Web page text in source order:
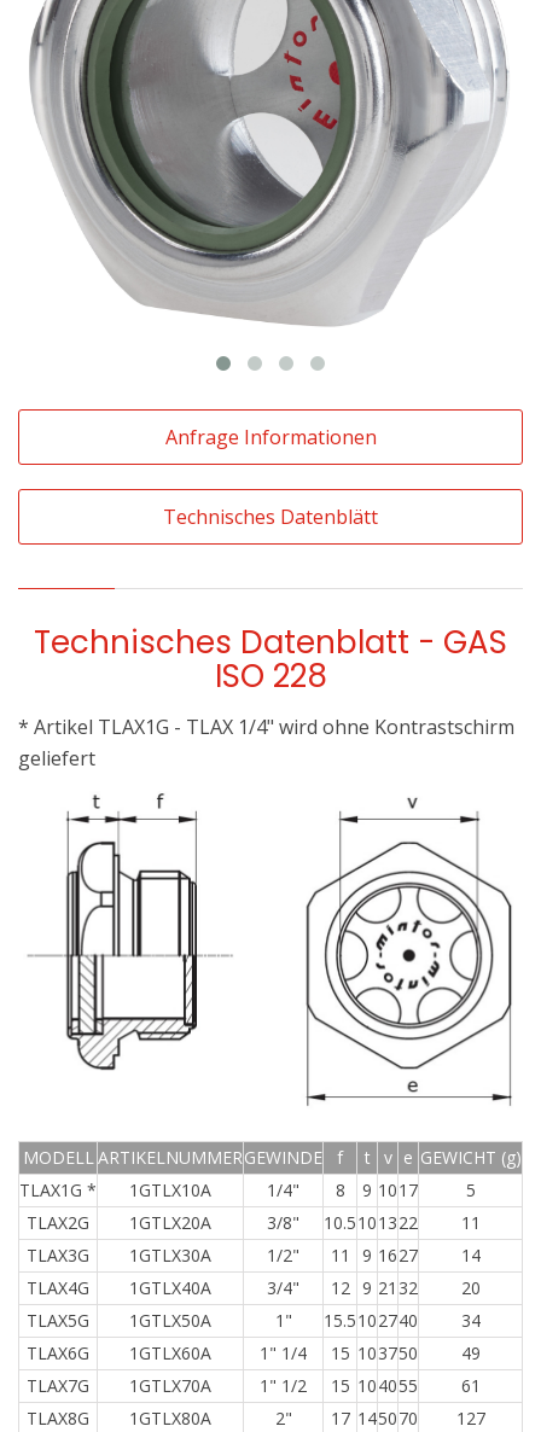
Anfrage Informationen
Technisches Datenblätt
Technisches Datenblatt - GAS
ISO 228
* Artikel TLAX1G - TLAX 1/4" wird ohne Kontrastschirm
geliefert
MODELL ARTIKELNUMMERGEWINDE f t v e GEWICHT (g)
TLAX1G *
1GTLX10A 1/4" 8 9 1017
5
TLAX2G
1GTLX20A 3/8" 10.5101322
11
TLAX3G
1GTLX30A 1/2" 11 9 1627
14
TLAX4G
1GTLX40A 3/4" 12 9 21 32
20
TLAX5G
1GTLX50A 1" 15.5102740
34
TLAX6G
1GTLX60A 1" 1/4 15 103750
49
TLAX7G
1GTLX70A 1" 1/2 15 104055
61
TLAX8G
1GTLX80A 2" 17 145070 127